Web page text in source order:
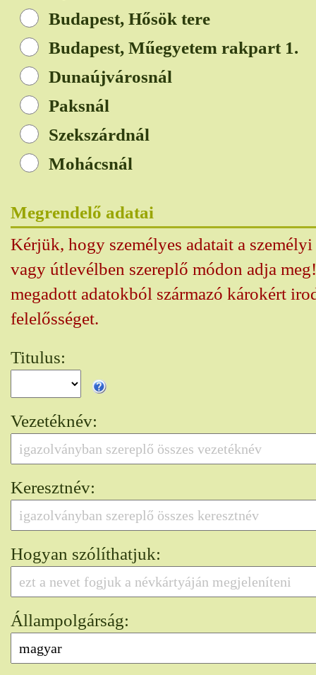
Budapest, Hősök tere
Budapest, Műegyetem rakpart 1.
Dunaújvárosnál
Paksnál
Szekszárdnál
Mohácsnál
Megrendelő adatai
Kérjük, hogy személyes adatait a
vagy útlevélben szereplő módon adja
megadott adatokból származó károkért
felelősséget.
Titulus:
Vezetéknév:
Keresztnév:
Hogyan szólíthatjuk:
Állampolgárság: